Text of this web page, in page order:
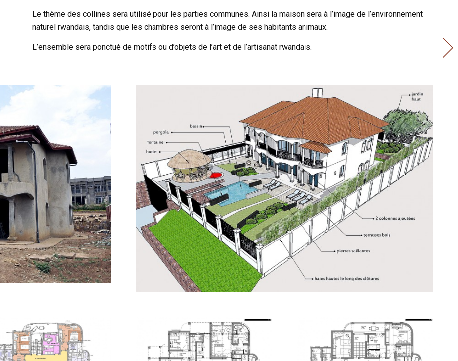
Le thème des collines sera utilisé pour les parties communes. Ainsi la maison sera à l’image de l’environnement
naturel rwandais, tandis que les chambres seront à l’image de ses habitants animaux.
L’ensemble sera ponctué de motifs ou d’objets de l’art et de l’artisanat rwandais.